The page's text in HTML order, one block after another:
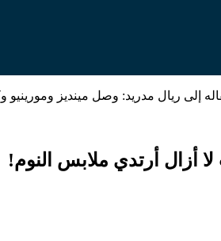
إلى ريال مدريد: وصل مينديز ومورينيو
لا أزال أرتدي ملابس النوم!